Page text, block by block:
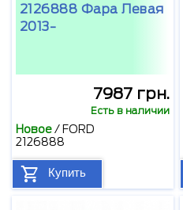
2126888 Фара Левая
2013-
7987 грн.
Есть в наличии
Новое/ FORD
2126888
Купить